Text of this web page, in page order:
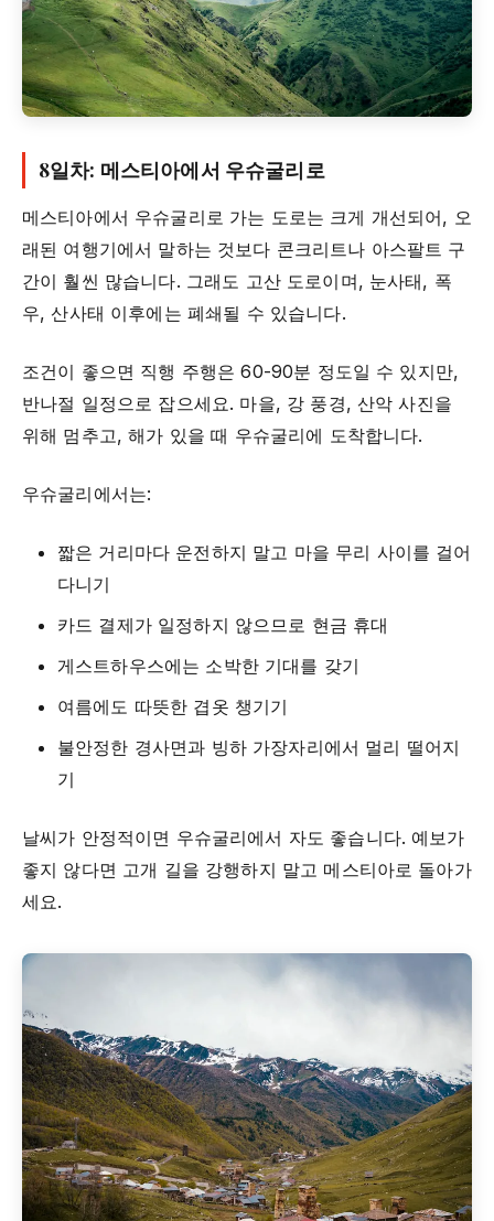
8일차: 메스티아에서 우슈굴리로
메스티아에서 우슈굴리로 가는 도로는 크게 개선되어, 오
래된 여행기에서 말하는 것보다 콘크리트나 아스팔트 구
간이 훨씬 많습니다. 그래도 고산 도로이며, 눈사태, 폭
우, 산사태 이후에는 폐쇄될 수 있습니다.
조건이 좋으면 직행 주행은 60-90분 정도일 수 있지만,
반나절 일정으로 잡으세요. 마을, 강 풍경, 산악 사진을
위해 멈추고, 해가 있을 때 우슈굴리에 도착합니다.
우슈굴리에서는:
짧은 거리마다 운전하지 말고 마을 무리 사이를 걸어
다니기
카드 결제가 일정하지 않으므로 현금 휴대
게스트하우스에는 소박한 기대를 갖기
여름에도 따뜻한 겹옷 챙기기
불안정한 경사면과 빙하 가장자리에서 멀리 떨어지
기
날씨가 안정적이면 우슈굴리에서 자도 좋습니다. 예보가
좋지 않다면 고개 길을 강행하지 말고 메스티아로 돌아가
세요.